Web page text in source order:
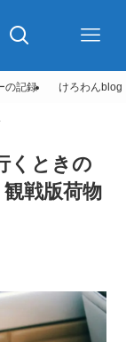
の記録 けろわんblog
くときの
戦版荷物